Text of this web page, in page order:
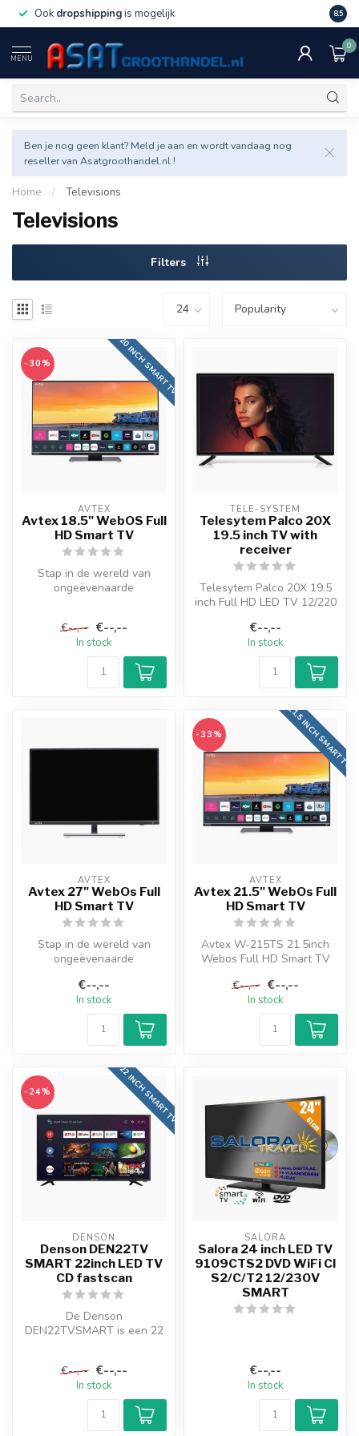
Ook dropshippingis mogelijk Veel
8.5
MENU
0
Ben je nog geen klant? Meld je aan en wordt vandaag nog
reseller van Asatgroothandel.nl !
Home / Televisions
Televisions
Filters
20 INCH SMART TV
-30%
AVTEX
Avtex 18.5" WebOS Full
HD Smart TV
Stap in de wereld van
ongeëvenaarde
€--,-- €--,--
In stock
TELE-SYSTEM
Telesytem Palco 20X
19.5 inch TV with
receiver
Telesytem Palco 20X 19.5
inch Full HD LED TV 12/220
(dia...
€--,--
In stock
AVTEX
Avtex 27" WebOs Full
HD Smart TV
Stap in de wereld van
ongeëvenaarde
gaat, met onze 27...
€--,--
In stock
21,5 INCH SMART TV
-33%
AVTEX
Avtex 21.5" WebOs Full
HD Smart TV
Avtex W-215TS 21.5inch
Webos Full HD Smart TV
en Digit...
€--,-- €--,--
In stock
22 INCH SMART TV
-24%
DENSON
Denson DEN22TV
SMART 22inch LED TV
CD fastscan
De Denson
DEN22TVSMART is een 22
€--,-- €--,--
In stock
SALORA
Salora 24 inch LED TV
9109CTS2 DVD WiFi CI
S2/C/T2 12/230V
SMART
€--,--
In stock